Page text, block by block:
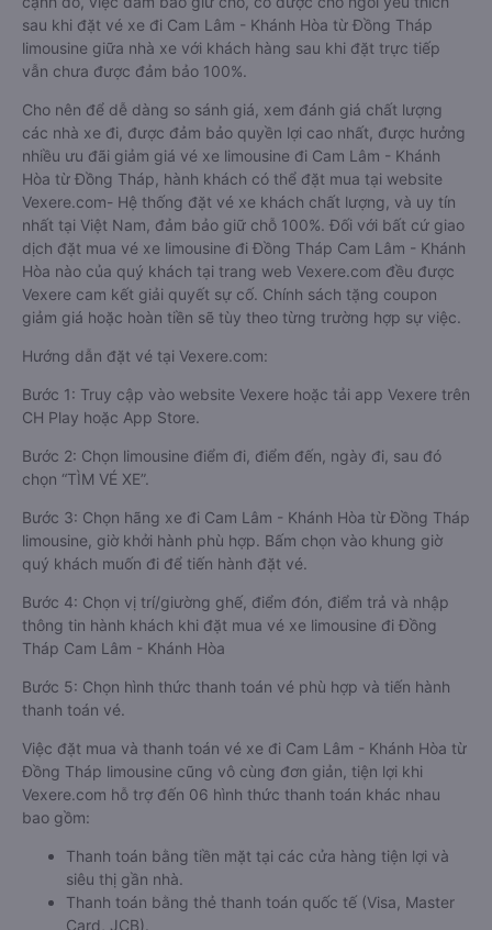
sau khi đặt vé xe đi Cam Lâm - Khánh Hòa từ Đồng Tháp
limousine giữa nhà xe với khách hàng sau khi đặt trực tiếp
vẫn chưa được đảm bảo 100%.
Cho nên để dễ dàng so sánh giá, xem đánh giá chất lượng
các nhà xe đi, được đảm bảo quyền lợi cao nhất, được hưởng
nhiều ưu đãi giảm giá vé xe limousine đi Cam Lâm - Khánh
Hòa từ Đồng Tháp, hành khách có thể đặt mua tại website
Vexere.com- Hệ thống đặt vé xe khách chất lượng, và uy tín
nhất tại Việt Nam, đảm bảo giữ chỗ 100%. Đối với bất cứ giao
dịch đặt mua vé xe limousine đi Đồng Tháp Cam Lâm - Khánh
Hòa nào của quý khách tại trang web Vexere.com đều được
Vexere cam kết giải quyết sự cố. Chính sách tặng coupon
giảm giá hoặc hoàn tiền sẽ tùy theo từng trường hợp sự việc.
Hướng dẫn đặt vé tại Vexere.com:
Bước 1: Truy cập vào website Vexere hoặc tải app Vexere trên
CH Play hoặc App Store.
Bước 2: Chọn limousine điểm đi, điểm đến, ngày đi, sau đó
chọn “TÌM VÉ XE”.
Bước 3: Chọn hãng xe đi Cam Lâm - Khánh Hòa từ Đồng Tháp
limousine, giờ khởi hành phù hợp. Bấm chọn vào khung giờ
quý khách muốn đi để tiến hành đặt vé.
Bước 4: Chọn vị trí/giường ghế, điểm đón, điểm trả và nhập
thông tin hành khách khi đặt mua vé xe limousine đi Đồng
Tháp Cam Lâm - Khánh Hòa
Bước 5: Chọn hình thức thanh toán vé phù hợp và tiến hành
thanh toán vé.
Việc đặt mua và thanh toán vé xe đi Cam Lâm - Khánh Hòa từ
Đồng Tháp limousine cũng vô cùng đơn giản, tiện lợi khi
Vexere.com hỗ trợ đến 06 hình thức thanh toán khác nhau
bao gồm:
Thanh toán bằng tiền mặt tại các cửa hàng tiện lợi và
siêu thị gần nhà.
Thanh toán bằng thẻ thanh toán quốc tế (Visa, Master
Card, JCB).